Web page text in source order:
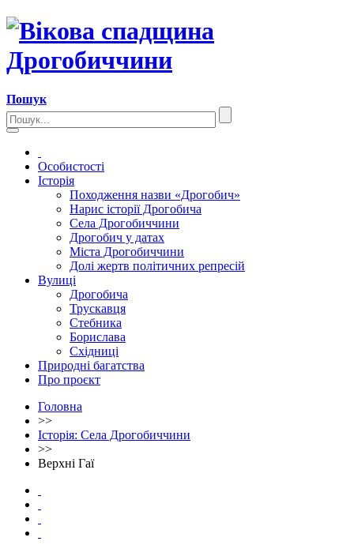
Пошук
Особистості
Історія
Походження назви «Дрогобич»
Нарис історії Дрогобича
Села Дрогобиччини
Дрогобич у датах
Міста Дрогобиччини
Долі жертв політичних репресій
Вулиці
Дрогобича
Трускавця
Стебника
Борислава
Східниці
Природні багатства
Про проєкт
Головна
>>
Історія: Села Дрогобиччини
>>
Верхні Гаї